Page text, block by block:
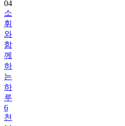
휘
와
함
께
하
는
하
루
6
천
보
걷